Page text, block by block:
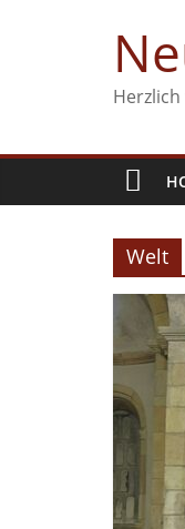
Welt